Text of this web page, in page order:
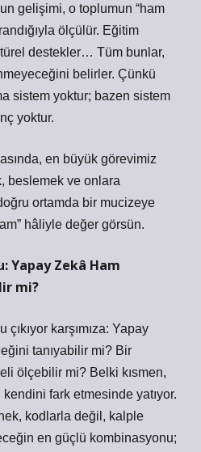
gelişimi, o toplumun “ham
ölçülür. Eğitim
destekler… Tüm bunlar,
belirler. Çünkü
sistem yoktur; bazen sistem
yoktur.
en büyük görevimiz
beslemek ve onlara
ortamda bir mucizeye
hâliyle değer görsün.
Yapay Zekâ Ham
mi?
karşımıza: Yapay
tanıyabilir mi? Bir
ölçebilir mi? Belki kısmen,
fark etmesinde yatıyor.
kodlarla değil, kalple
en güçlü kombinasyonu;